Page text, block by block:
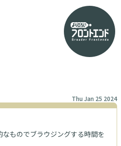
Thu Jan 25 2024
ものでブラウジングする時間を